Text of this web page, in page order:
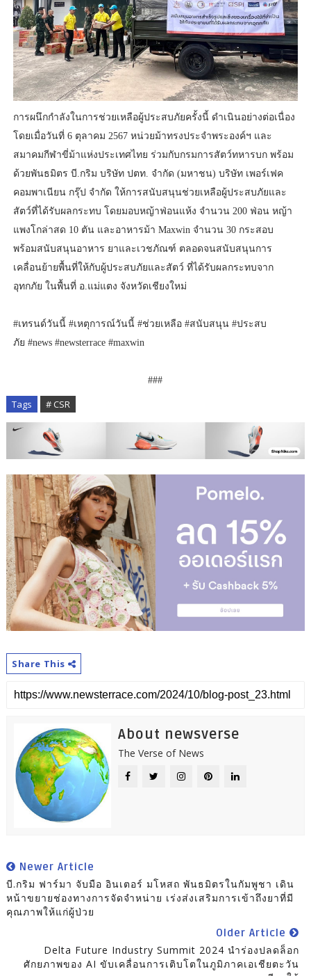
การผนึกกำลังในการช่วยเหลือผู้ประสบภัยครั้งนี้ ดำเนินอย่างต่อเนื่อง
โดยเมื่อวันที่ 6 ตุลาคม 2567 หน่วยม้าทรงประจำพระองค์ฯ และ
สมาคมกีฬาขี่ม้าแห่งประเทศไทย ร่วมกับกรมการสัตว์ทหารบก พร้อม
ด้วยพันธมิตร บี.กริม บริษัท ปตท. จำกัด (มหาชน) บริษัท เพอร์เฟค
คอมพาเนียน กรุ๊ป จำกัด ให้การสนับสนุนช่วยเหลือผู้ประสบภัยและ
สัตว์ที่ได้รับผลกระทบ โดยมอบหญ้าฟ่อนแห้ง จำนวน 200 ฟ่อน หญ้า
แพงโกล่าสด 10 ตัน และอาหารม้า Maxwin จำนวน 30 กระสอบ
พร้อมสนับสนุนอาหาร ยาและเวชภัณฑ์ ตลอดจนสนับสนุนการ
เคลื่อนย้ายพื้นที่ให้กับผู้ประสบภัยและสัตว์ ที่ได้รับผลกระทบจาก
อุทกภัย ในพื้นที่ อ.แม่แตง จังหวัดเชียงใหม่
#เทรนด์วันนี้ #เหตุการณ์วันนี้ #ช่วยเหลือ #สนับสนุน #ประสบ
ภัย #news #newsterrace #maxwin
###
Tags # CSR
Share This
About newsverse
The Verse of News
Newer Article
บี.กริม ฟาร์มา จับมือ อินเตอร์ มโหสถ พันธมิตรในกัมพูชา เดิน
หน้าขยายช่องทางการจัดจำหน่าย เร่งส่งเสริมการเข้าถึงยาที่มี
คุณภาพให้แก่ผู้ป่วย
Older Article
Delta Future Industry Summit 2024 นำร่องปลดล็อก
ศักยภาพของ AI ขับเคลื่อนการเติบโตในภูมิภาคเอเชียตะวัน